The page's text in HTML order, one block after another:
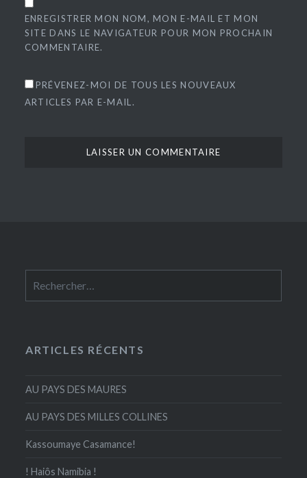
ENREGISTRER MON NOM, MON E-MAIL ET MON
SITE DANS LE NAVIGATEUR POUR MON PROCHAIN
COMMENTAIRE.
PRÉVENEZ-MOI DE TOUS LES NOUVEAUX
ARTICLES PAR E-MAIL.
ARTICLES RÉCENTS
AU PAYS DES MAURES
AU PAYS DES MILLES COLLINES
Kassoumaye Casamance!
! Haiôs Namibia !